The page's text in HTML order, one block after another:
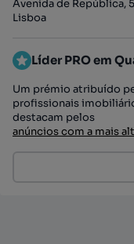
Avenida de República,
Lisboa
Líder PRO em
Um prémio atribuído
profissionais
destacam pelos
anúncios com a mais